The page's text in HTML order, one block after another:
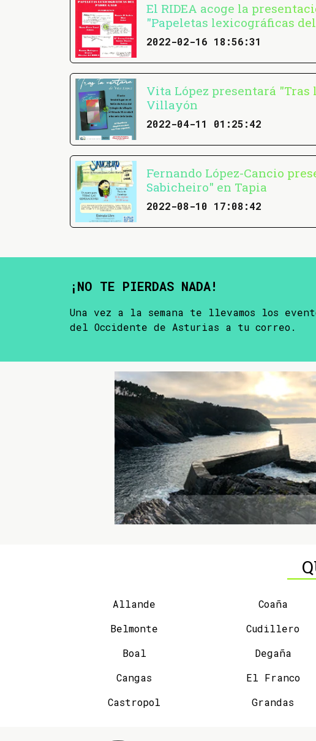
El RIDEA acoge la
"Papeletas lexicográficas
2022-02-16 18:56:31
Vita López presentará "Tras
Villayón
2022-04-11 01:25:42
Fernando López-Cancio
Sabicheiro" en Tapia
2022-08-10 17:08:42
¡NO TE PIERDAS NADA!
Una vez a la semana te llevamos los
del Occidente de Asturias a tu correo.
Allande
Belmonte
Boal
Cangas
Castropol
Coaña
Cudillero
Degaña
El Franco
Grandas